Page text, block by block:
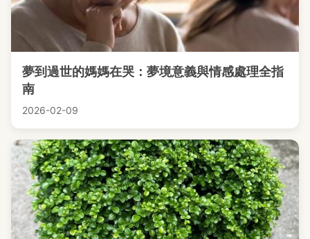
夢到過世的媽媽在哭：夢境意義與情感處理全指
南
2026-02-09